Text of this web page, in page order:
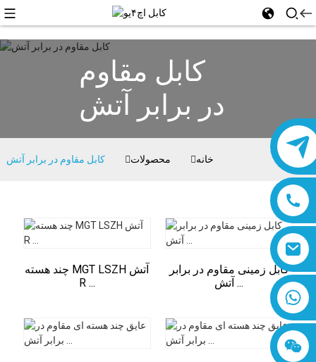
۸۶۱۸۰۱۹۳۷۷۷۶۱
کابل مقاوم
در برابر آتش
خانه محصولات کابل مقاوم در برابر آتش
چند هسته MGT LSZH آتش
R ...
کابل زمینی مقاوم در برابر
آتش ...